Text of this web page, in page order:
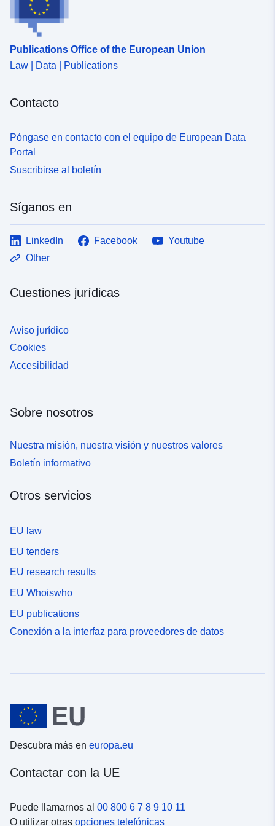
Publications Office of the European Union
Law | Data | Publications
Contacto
Póngase en contacto con el equipo de European Data
Portal
Suscribirse al boletín
Síganos en
LinkedIn Facebook
Youtube
Other
Cuestiones jurídicas
Aviso jurídico
Cookies
Accesibilidad
Sobre nosotros
Nuestra misión, nuestra visión y nuestros valores
Boletín informativo
Otros servicios
EU law
EU tenders
EU research results
EU Whoiswho
EU publications
Conexión a la interfaz para proveedores de datos
Descubra más en europa.eu
Contactar con la UE
Puede llamarnos al 00 800 6 7 8 9 10 11
O utilizar otras opciones telefónicas